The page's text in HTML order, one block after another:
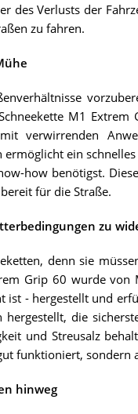
des Verlusts der
zu fahren.
M1
verwirrenden
ein
how benötigst.
für die Straße.
zu
denn sie
Grip 60 wurde
- hergestellt und
die
und Streusalz
funktioniert, sondern
hinweg